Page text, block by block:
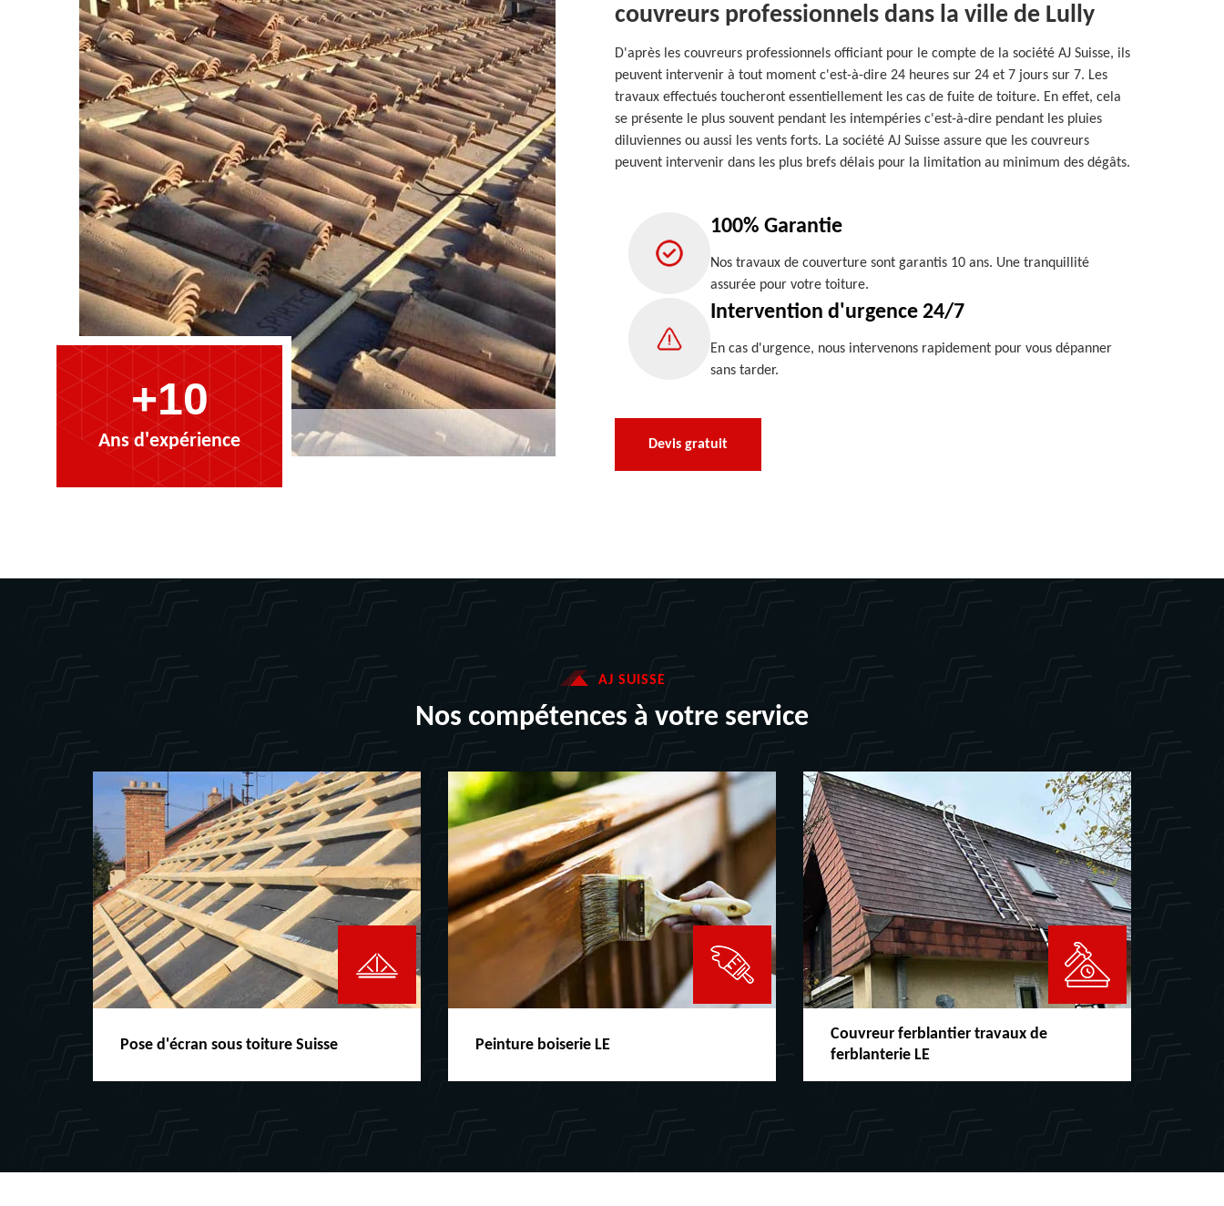
+10
Ans d'expérience
couvreurs professionnels dans la ville de Lully
D'après les couvreurs professionnels officiant pour le compte de la société AJ Suisse, ils
peuvent intervenir à tout moment c'est-à-dire 24 heures sur 24 et 7 jours sur 7. Les
travaux effectués toucheront essentiellement les cas de fuite de toiture. En effet, cela
se présente le plus souvent pendant les intempéries c'est-à-dire pendant les pluies
diluviennes ou aussi les vents forts. La société AJ Suisse assure que les couvreurs
peuvent intervenir dans les plus brefs délais pour la limitation au minimum des dégâts.
100% Garantie
Nos travaux de couverture sont garantis 10 ans. Une tranquillité
assurée pour votre toiture.
Intervention d'urgence 24/7
En cas d'urgence, nous intervenons rapidement pour vous dépanner
sans tarder.
Devis gratuit
AJ SUISSE
Nos compétences à votre service
Pose d'écran sous toiture Suisse Peinture boiserie LE
Couvreur ferblantier travaux de
ferblanterie LE